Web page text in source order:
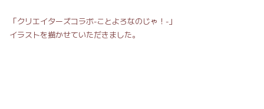
「クリエイターズコラボ-ことよろなのじゃ！-」
イラストを描かせていただきました。